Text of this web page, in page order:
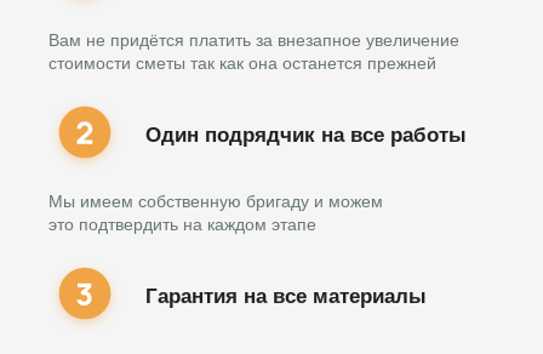
Вам не придётся платить за внезапное увеличение
стоимости сметы так как она останется прежней
Один подрядчик на все работы
Мы имеем собственную бригаду и можем
это подтвердить на каждом этапе
Гарантия на все материалы